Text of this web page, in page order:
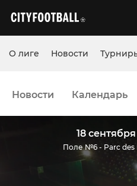
О лиге Новости
Новости Календарь
18
Поле №6 - Parc des